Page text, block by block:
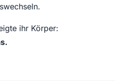
ihr Körper: